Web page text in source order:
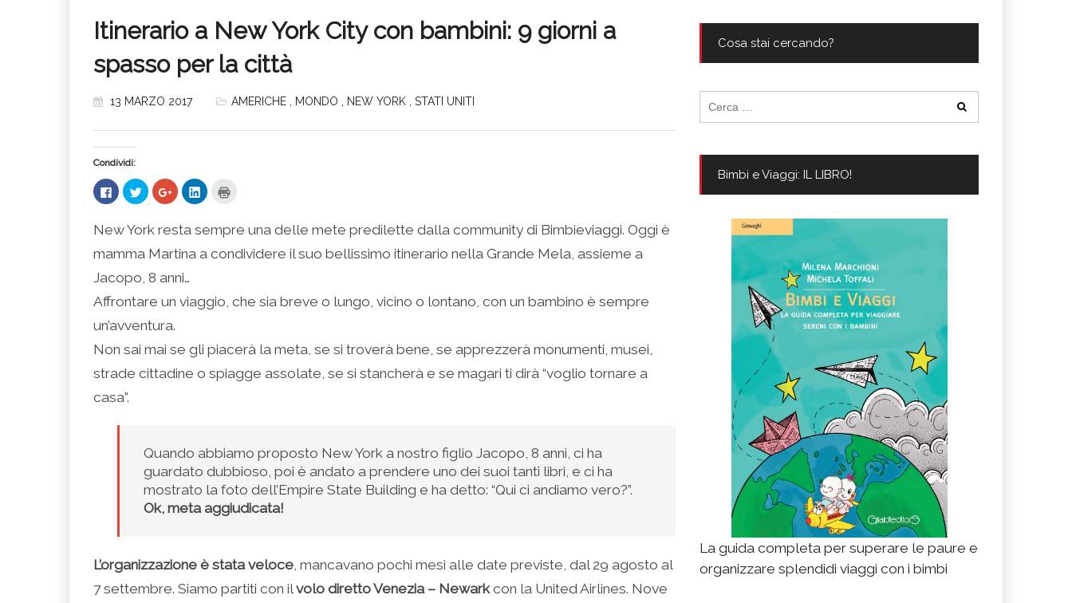
Itinerario a New York City con bambini: 9 giorni a
spasso per la città
13 MARZO 2017 AMERICHE MONDO NEW YORK STATI UNITI
Condividi:
Fai
clic
su
Facebook
apre
una
nuova
finestra)
Fai
clic
condividere
su
Twitter
(Si
in
una
finestra)
Fai
clic
condividere
su
Google+
(Si
in
una
nuova
finestra)
Fai
clic
condividere
su
(Si
nuova
finestra)
stampare
(Si
apre
in
New York resta sempre una delle mete predilette dalla community di Bimbieviaggi. Oggi è
mamma Martina a condividere il suo bellissimo itinerario nella Grande Mela, assieme a
Jacopo, 8 anni…
Affrontare un viaggio, che sia breve o lungo, vicino o lontano, con un bambino è sempre
un’avventura.
Non sai mai se gli piacerà la meta, se si troverà bene, se apprezzerà monumenti, musei,
strade cittadine o spiagge assolate, se si stancherà e se magari ti dirà “voglio tornare a
casa”.
Quando abbiamo proposto New York a nostro figlio Jacopo, 8 anni, ci ha
guardato dubbioso, poi è andato a prendere uno dei suoi tanti libri, e ci ha
mostrato la foto dell’Empire State Building e ha detto: “Qui ci andiamo vero?”.
Ok, meta aggiudicata!
L’organizzazione è stata veloce , mancavano pochi mesi alle date previste, dal 29 agosto al
7 settembre. Siamo partiti con il volo diretto Venezia – Newarkcon la United Airlines. Nove
Cosa stai cercando?
per:
Bimbi e Viaggi: IL LIBRO!
La guida completa per superare le paure e
organizzare splendidi viaggi con i bimbi